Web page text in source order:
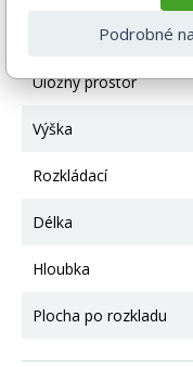
Technické
Úložný prostor
Výška
Rozkládací
Délka
Hloubka
Plocha po rozkladu
Podrobné